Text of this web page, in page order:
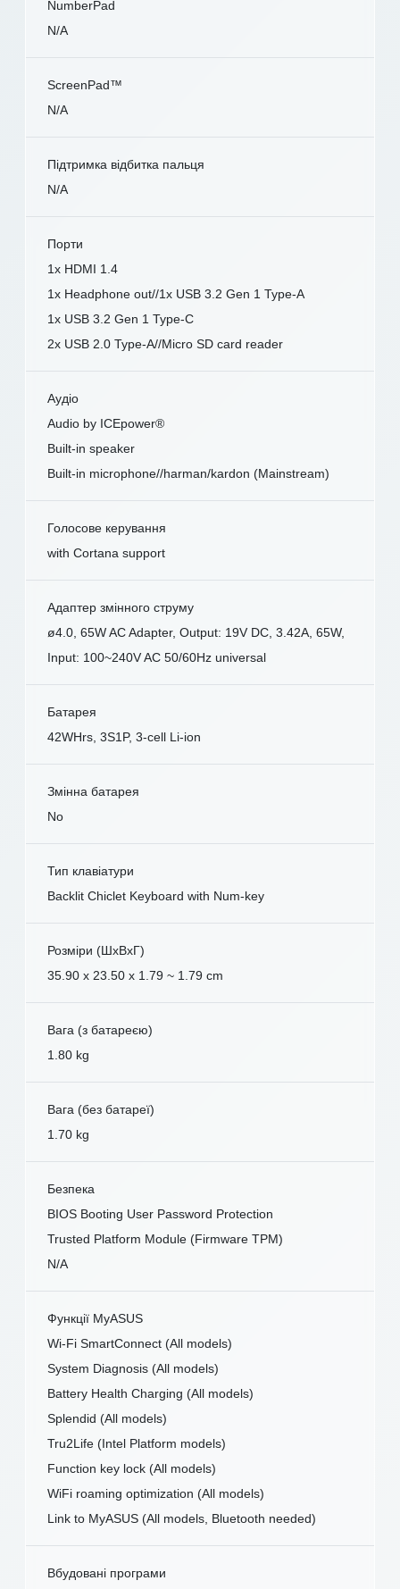
NumberPad
N/A
ScreenPad™
N/A
Підтримка відбитка пальця
N/A
Порти
1x HDMI 1.4
1x Headphone out//1x USB 3.2 Gen 1 Type-A
1x USB 3.2 Gen 1 Type-C
2x USB 2.0 Type-A//Micro SD card reader
Аудіо
Audio by ICEpower®
Built-in speaker
Built-in microphone//harman/kardon (Mainstream)
Голосове керування
with Cortana support
Адаптер змінного струму
ø4.0, 65W AC Adapter, Output: 19V DC, 3.42A, 65W,
Input: 100~240V AC 50/60Hz universal
Батарея
42WHrs, 3S1P, 3-cell Li-ion
Змінна батарея
No
Тип клавіатури
Backlit Chiclet Keyboard with Num-key
Розміри (ШxВxГ)
35.90 x 23.50 x 1.79 ~ 1.79 cm
Вага (з батареєю)
1.80 kg
Вага (без батареї)
1.70 kg
Безпека
BIOS Booting User Password Protection
Trusted Platform Module (Firmware TPM)
N/A
Функції MyASUS
Wi-Fi SmartConnect (All models)
System Diagnosis (All models)
Battery Health Charging (All models)
Splendid (All models)
Tru2Life (Intel Platform models)
Function key lock (All models)
WiFi roaming optimization (All models)
Link to MyASUS (All models, Bluetooth needed)
Вбудовані програми